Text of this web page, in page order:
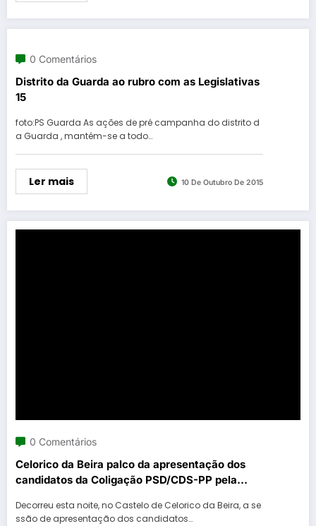
0 Comentários
Distrito da Guarda ao rubro com as Legislativas
15
foto:PS Guarda As ações de pré campanha do distrito d
a Guarda , mantém-se a todo…
Ler mais 10 De Outubro De 2015
0 Comentários
Celorico da Beira palco da apresentação dos
candidatos da Coligação PSD/CDS-PP pela
Decorreu esta noite, no Castelo de Celorico da Beira, a se
ssão de apresentação dos candidatos…